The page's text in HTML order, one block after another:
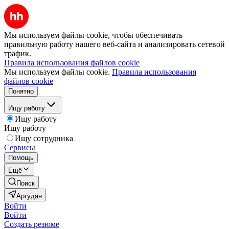
Мы используем файлы cookie, чтобы обеспечивать
правильную работу нашего веб-сайта и анализировать сетевой
трафик.
Правила использования файлов cookie
Мы используем файлы cookie. Правила использования
файлов cookie
Понятно
Ищу работу
Ищу работу
Ищу работу
Ищу сотрудника
Сервисы
Помощь
Ещё
Поиск
Аргудан
Войти
Войти
Создать резюме